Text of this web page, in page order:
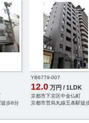
徒歩8分
YB6779-007
12.0 万円 / 1LDK
京都市下京区中金仏町
京都市営烏丸線五条駅徒